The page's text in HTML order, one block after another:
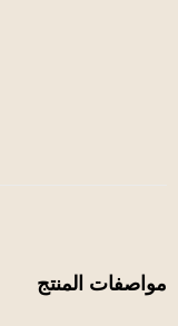
مواصفات المنتج